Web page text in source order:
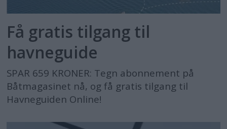
Få gratis tilgang til
havneguide
SPAR 659 KRONER: Tegn abonnement på
Båtmagasinet nå, og få gratis tilgang til
Havneguiden Online!